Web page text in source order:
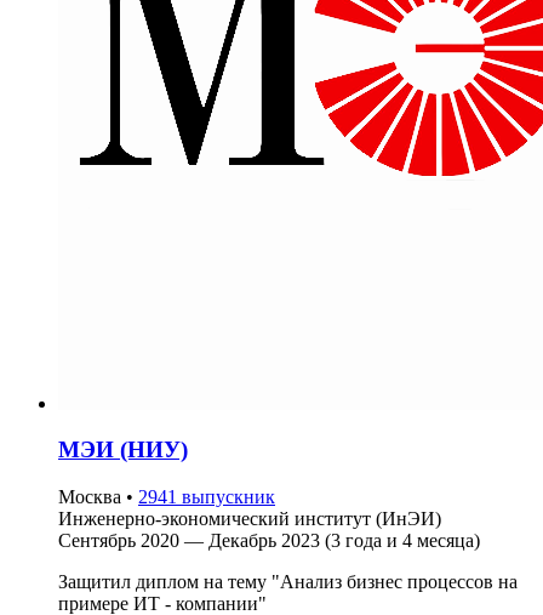
МЭИ (НИУ)
Москва • 2941 выпускник
Инженерно-экономический институт (ИнЭИ)
Сентябрь 2020 — Декабрь 2023 (3 года и 4 месяца)
Защитил диплом на тему "Анализ бизнес процессов на
примере ИТ - компании"